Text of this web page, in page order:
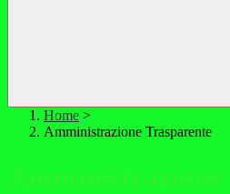
Home >
Amministrazione Trasparente
Amministrazione